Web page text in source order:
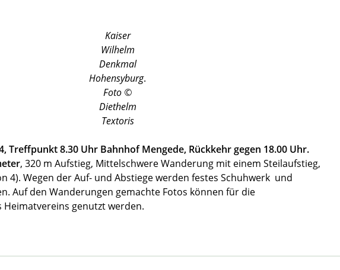
Kaiser
Wilhelm
Denkmal
Hohensyburg.
Foto ©
Diethelm
Textoris
Treffpunkt 8.30 Uhr Bahnhof Mengede, Rückkehr gegen 18.00 Uhr.
, 320 m Aufstieg, Mittelschwere Wanderung mit einem Steilaufstieg,
4). Wegen der Auf- und Abstiege werden festes Schuhwerk und
Auf den Wanderungen gemachte Fotos können für die
genutzt werden.